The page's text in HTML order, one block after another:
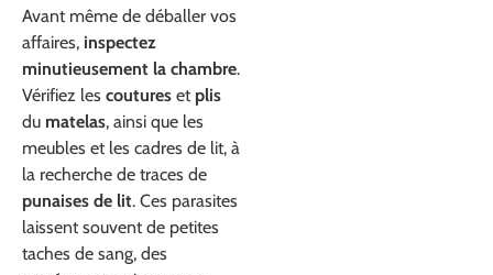
Avant même de déballer vos
affaires, inspectez
minutieusement la chambre.
Vérifiez les coutures et plis
du matelas, ainsi que les
meubles et les cadres de lit, à
la recherche de traces de
punaises de lit. Ces parasites
laissent souvent de petites
taches de sang, des